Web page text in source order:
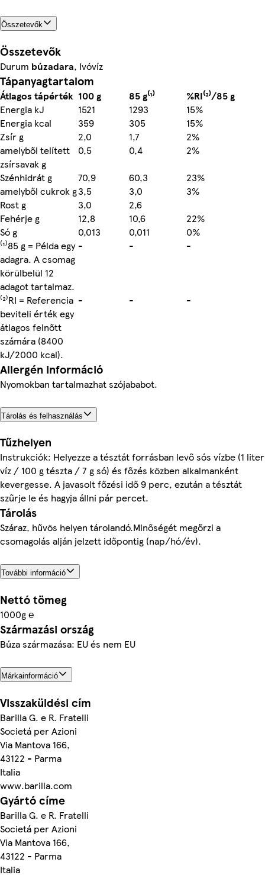
Összetevők
Összetevők
Durum búzadara, Ivóvíz
Tápanyagtartalom
Átlagos tápérték 100 g 85 g⁽¹⁾
%RI⁽²⁾/85 g
Energia kJ
1521 1293
15%
Energia kcal
359 305
15%
Zsír g
2,0 1,7
2%
amelyből telített
zsírsavak g
0,5 0,4
2%
Szénhidrát g
70,9 60,3
23%
amelyből cukrok g3,5 3,0
3%
Rost g
3,0
2,6
Fehérje g
12,8 10,6
22%
Só g
0,013 0,011
0%
⁽¹⁾85 g = Példa egy
adagra. A csomag
körülbelül 12
adagot tartalmaz.
- - -
⁽²⁾RI = Referencia
beviteli érték egy
átlagos felnőtt
számára (8400
kJ/2000 kcal).
- - -
Allergén információ
Nyomokban tartalmazhat szójababot.
Tárolás és felhasználás
Tűzhelyen
Instrukciók: Helyezze a tésztát forrásban levő sós vízbe (1 liter
víz / 100 g tészta / 7 g só) és főzés közben alkalmanként
kevergesse. A javasolt főzési idő 9 perc, ezután a tésztát
szűrje le és hagyja állni pár percet.
Tárolás
Száraz, hűvös helyen tárolandó.Minőségét megőrzi a
csomagolás alján jelzett időpontig (nap/hó/év).
További információ
Nettó tömeg
1000g ℮
Származási ország
Búza származása: EU és nem EU
Márkainformáció
Visszaküldési cím
Barilla G. e R. Fratelli
Societá per Azioni
Via Mantova 166,
43122 - Parma
Italia
www.barilla.com
Gyártó címe
Barilla G. e R. Fratelli
Societá per Azioni
Via Mantova 166,
43122 - Parma
Italia